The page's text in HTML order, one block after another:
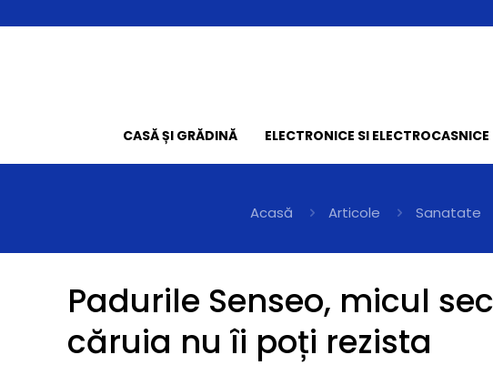
CASĂ ȘI GRĂDINĂ ELECTRONICE SI ELECTROCASNICE
Acasă Articole Sanatate
Padurile Senseo, micul
căruia nu îi poți rezista